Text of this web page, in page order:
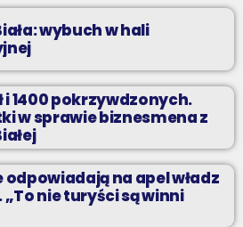
wybuch w hali
i 1400 pokrzywdzonych.
w sprawie biznesmena z
odpowiadają na apel władz
„To nie turyści są winni